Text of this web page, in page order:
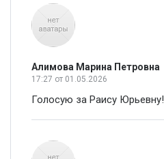
Алимова Марина Петровна
17:27 от 01.05.2026
Голосую за Раису Юрьевну!